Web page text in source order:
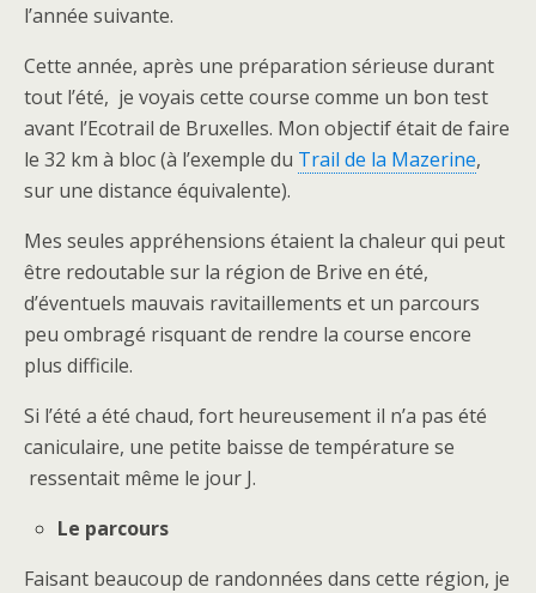
l’année suivante.
Cette année, après une préparation sérieuse durant
tout l’été, je voyais cette course comme un bon test
avant l’Ecotrail de Bruxelles. Mon objectif était de faire
le 32 km à bloc (à l’exemple du Trail de la Mazerine,
sur une distance équivalente).
Mes seules appréhensions étaient la chaleur qui peut
être redoutable sur la région de Brive en été,
d’éventuels mauvais ravitaillements et un parcours
peu ombragé risquant de rendre la course encore
plus difficile.
Si l’été a été chaud, fort heureusement il n’a pas été
caniculaire, une petite baisse de température se
ressentait même le jour J.
Le parcours
Faisant beaucoup de randonnées dans cette région, je